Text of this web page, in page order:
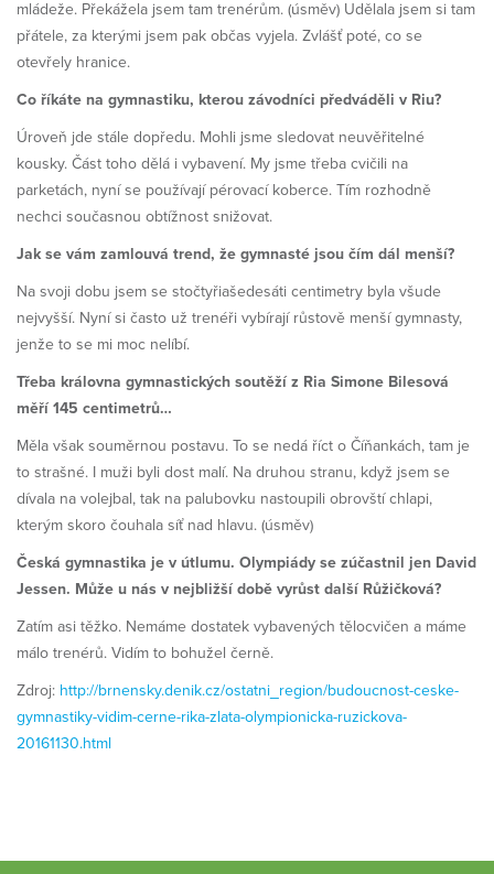
mládeže. Překážela jsem tam trenérům. (úsměv) Udělala jsem si tam
přátele, za kterými jsem pak občas vyjela. Zvlášť poté, co se
otevřely hranice.
Co říkáte na gymnastiku, kterou závodníci předváděli v Riu?
Úroveň jde stále dopředu. Mohli jsme sledovat neuvěřitelné
kousky. Část toho dělá i vybavení. My jsme třeba cvičili na
parketách, nyní se používají pérovací koberce. Tím rozhodně
nechci současnou obtížnost snižovat.
Jak se vám zamlouvá trend, že gymnasté jsou čím dál menší?
Na svoji dobu jsem se stočtyřiašedesáti centimetry byla všude
nejvyšší. Nyní si často už trenéři vybírají růstově menší gymnasty,
jenže to se mi moc nelíbí.
Třeba královna gymnastických soutěží z Ria Simone Bilesová
měří 145 centimetrů…
Měla však souměrnou postavu. To se nedá říct o Číňankách, tam je
to strašné. I muži byli dost malí. Na druhou stranu, když jsem se
dívala na volejbal, tak na palubovku nastoupili obrovští chlapi,
kterým skoro čouhala síť nad hlavu. (úsměv)
Česká gymnastika je v útlumu. Olympiády se zúčastnil jen David
Jessen. Může u nás v nejbližší době vyrůst další Růžičková?
Zatím asi těžko. Nemáme dostatek vybavených tělocvičen a máme
málo trenérů. Vidím to bohužel černě.
Zdroj: http://brnensky.denik.cz/ostatni_region/budoucnost-ceske-
gymnastiky-vidim-cerne-rika-zlata-olympionicka-ruzickova-
20161130.html​